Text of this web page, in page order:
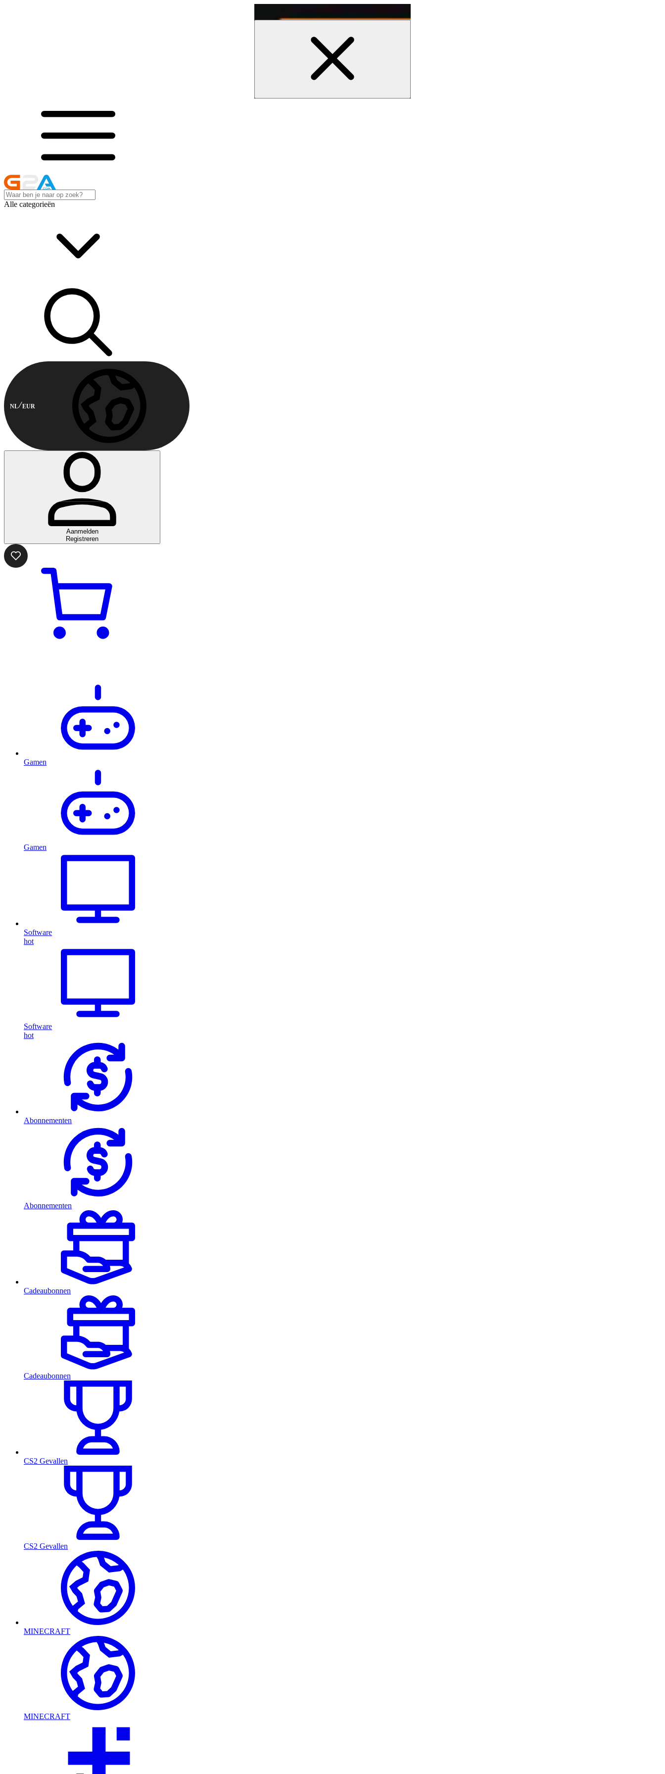
Alle categorieën
NL EUR
Aanmelden
Registreren
Gamen
Gamen
Software
hot
Software
hot
Abonnementen
Abonnementen
Cadeaubonnen
Cadeaubonnen
CS2 Gevallen
CS2 Gevallen
MINECRAFT
MINECRAFT